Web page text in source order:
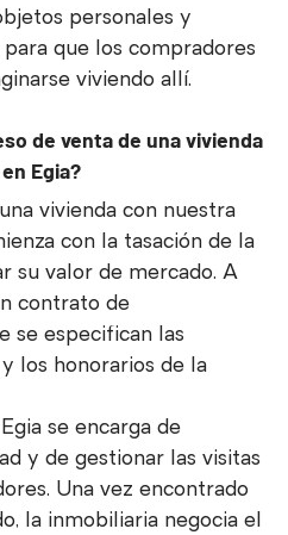
personales y
para que los compradores
viviendo allí.
de venta de una vivienda
Egia?
vivienda con nuestra
con la tasación de la
su valor de mercado. A
contrato de
se especifican las
los honorarios de la
se encarga de
y de gestionar las visitas
Una vez encontrado
la inmobiliaria negocia el